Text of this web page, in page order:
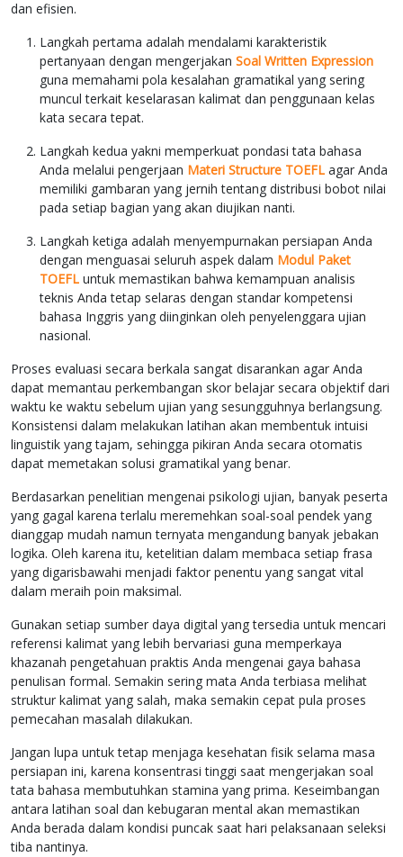
dan efisien.
Langkah pertama adalah mendalami karakteristik
pertanyaan dengan mengerjakan Soal Written Expression
guna memahami pola kesalahan gramatikal yang sering
muncul terkait keselarasan kalimat dan penggunaan kelas
kata secara tepat.
Langkah kedua yakni memperkuat pondasi tata bahasa
Anda melalui pengerjaan Materi Structure TOEFL agar Anda
memiliki gambaran yang jernih tentang distribusi bobot nilai
pada setiap bagian yang akan diujikan nanti.
Langkah ketiga adalah menyempurnakan persiapan Anda
dengan menguasai seluruh aspek dalam Modul Paket
TOEFL untuk memastikan bahwa kemampuan analisis
teknis Anda tetap selaras dengan standar kompetensi
bahasa Inggris yang diinginkan oleh penyelenggara ujian
nasional.
Proses evaluasi secara berkala sangat disarankan agar Anda
dapat memantau perkembangan skor belajar secara objektif dari
waktu ke waktu sebelum ujian yang sesungguhnya berlangsung.
Konsistensi dalam melakukan latihan akan membentuk intuisi
linguistik yang tajam, sehingga pikiran Anda secara otomatis
dapat memetakan solusi gramatikal yang benar.
Berdasarkan penelitian mengenai psikologi ujian, banyak peserta
yang gagal karena terlalu meremehkan soal-soal pendek yang
dianggap mudah namun ternyata mengandung banyak jebakan
logika. Oleh karena itu, ketelitian dalam membaca setiap frasa
yang digarisbawahi menjadi faktor penentu yang sangat vital
dalam meraih poin maksimal.
Gunakan setiap sumber daya digital yang tersedia untuk mencari
referensi kalimat yang lebih bervariasi guna memperkaya
khazanah pengetahuan praktis Anda mengenai gaya bahasa
penulisan formal. Semakin sering mata Anda terbiasa melihat
struktur kalimat yang salah, maka semakin cepat pula proses
pemecahan masalah dilakukan.
Jangan lupa untuk tetap menjaga kesehatan fisik selama masa
persiapan ini, karena konsentrasi tinggi saat mengerjakan soal
tata bahasa membutuhkan stamina yang prima. Keseimbangan
antara latihan soal dan kebugaran mental akan memastikan
Anda berada dalam kondisi puncak saat hari pelaksanaan seleksi
tiba nantinya.